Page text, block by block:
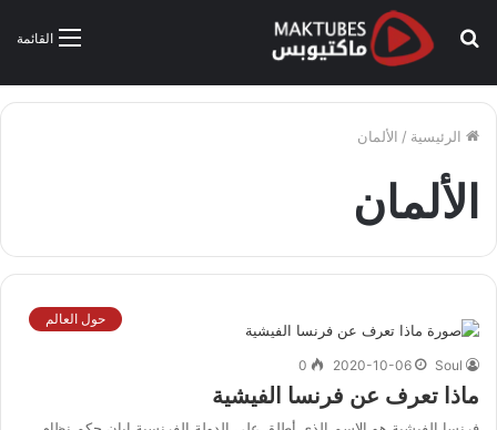
القائمة
بحث
الرئيسية / الألمان
الألمان
حول العالم
Soul
2020-10-06
0
ماذا تعرف عن فرنسا الفيشية